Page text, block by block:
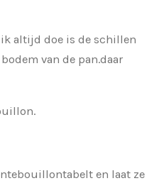
altijd doe is de schillen
van de pan.daar
en laat ze